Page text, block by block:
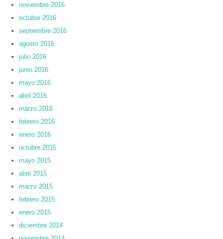
noviembre 2016
octubre 2016
septiembre 2016
agosto 2016
julio 2016
junio 2016
mayo 2016
abril 2016
marzo 2016
febrero 2016
enero 2016
octubre 2015
mayo 2015
abril 2015
marzo 2015
febrero 2015
enero 2015
diciembre 2014